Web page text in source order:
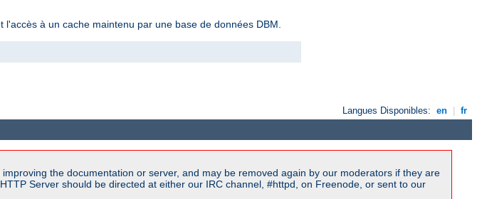
à un cache maintenu par une base de données DBM.
Langues Disponibles: en fr
the documentation or server, and may be removed again by our moderators if they are
Server should be directed at either our IRC channel, #httpd, on Freenode, or sent to our